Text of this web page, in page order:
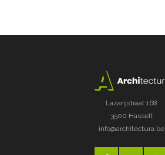
Lazarijstraat 168
3500 Hasselt
info@architectura.be